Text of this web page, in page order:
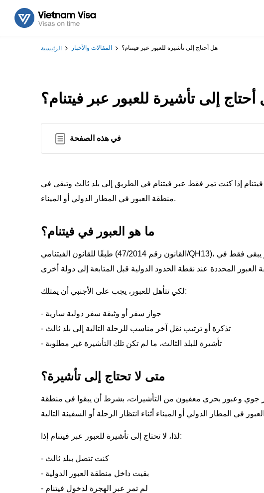
الرئيسية المقالات والأخبار هل أحتاج إلى تأشيرة للعبور عبر فيتنام؟
إلى تأشيرة للعبور عبر فيتنام؟
في هذه الصفحة
إذا كنت تمر فقط عبر فيتنام في الطريق إلى بلد ثالث وتبقى في
منطقة العبور في المطار الدولي أو الميناء.
ما هو العبور في فيتنام؟
طبقًا للقانون الفيتنامي (القانون رقم 47/2014/QH13)، فإن الراكب العابر هو شخص يمر عبر فيتنام أو يبقى فقط في
لكي تتأهل للعبور، يجب على الأجنبي أن يمتلك:
- جواز سفر أو وثيقة سفر دولية سارية
- تذكرة أو ترتيب نقل آخر مناسب للرحلة التالية إلى بلد ثالث
- تأشيرة للبلد الثالث، ما لم تكن تلك التأشيرة غير مطلوبة
متى لا تحتاج إلى تأشيرة؟
جوي وعبور بحري معفيون من التأشيرات، بشرط أن يبقوا في منطقة
لذا، لا تحتاج إلى تأشيرة للعبور عبر فيتنام إذا:
- كنت تتصل ببلد ثالث
- بقيت داخل منطقة العبور الدولية
- لم تمر عبر الهجرة لدخول فيتنام